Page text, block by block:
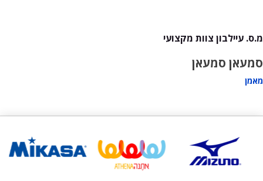
מ.ס. עיילבון צוות מקצועי
סמעאן סמעאן
מאמן